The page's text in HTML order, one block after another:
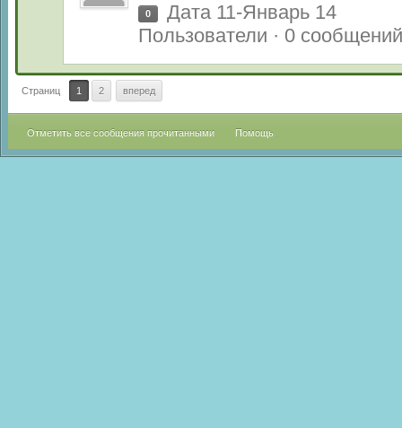
0
Дата 11-Январь 14
Пользователи · 0 сообщений
Страниц 1 2 вперед
Отметить все сообщения прочитанными Помощь